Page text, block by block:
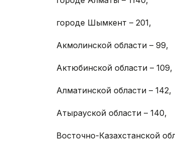
городе Шымкент – 201,
Акмолинской области – 99,
Актюбинской области – 109,
Алматинской области – 142,
Атырауской области – 140,
Восточно-Казахстанской